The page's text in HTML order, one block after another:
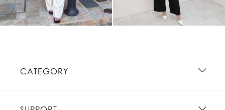
CATEGORY